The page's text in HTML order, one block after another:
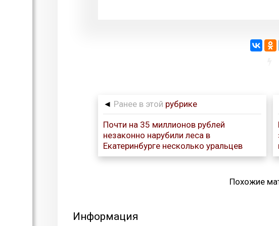
◄ Ранее в этой рубрике
Почти на 35 миллионов рублей
незаконно нарубили леса в
Екатеринбурге несколько уральцев
Похожие
Информация